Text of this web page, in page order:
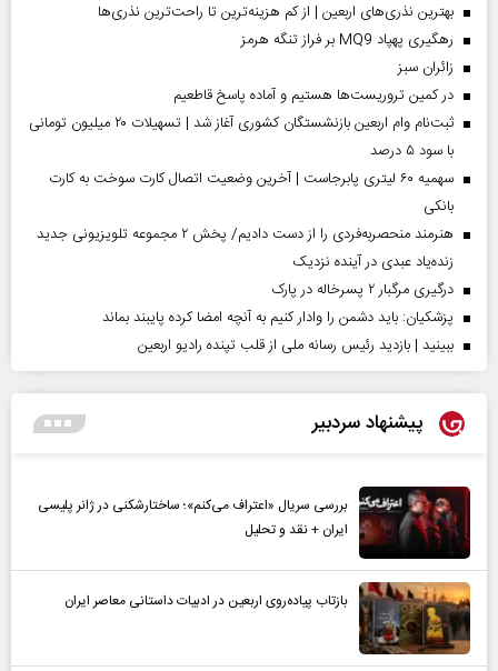
بهترین نذری‌های اربعین | از کم هزینه‌ترین تا راحت‌ترین نذری‌ها
رهگیری پهپاد MQ9 بر فراز تنگه هرمز
‌زائران سبز
در کمین تروریست‌ها هستیم و آماده پاسخ قاطعیم
ثبت‌نام وام اربعین بازنشستگان کشوری آغاز شد | تسهیلات ۲۰ میلیون تومانی
با سود ۵ درصد
سهمیه ۶۰ لیتری پابرجاست | آخرین وضعیت اتصال کارت سوخت به کارت
بانکی
هنرمند منحصر‌به‌فردی را از دست دادیم/ پخش ۲ مجموعه تلویزیونی جدید
زنده‌یاد عبدی در آینده نزدیک
درگیری مرگبار ۲ پسرخاله در پارک
پزشکیان: باید دشمن را وادار کنیم به آنچه امضا کرده پایبند بماند
ببینید | بازدید رئیس رسانه ملی از قلب تپنده رادیو اربعین
پیشنهاد سردبیر
بررسی سریال «اعتراف می‌کنم»؛ ساختارشکنی در ژانر پلیسی
ایران + نقد و تحلیل
بازتاب پیاده‌روی اربعین در ادبیات داستانی معاصر ایران